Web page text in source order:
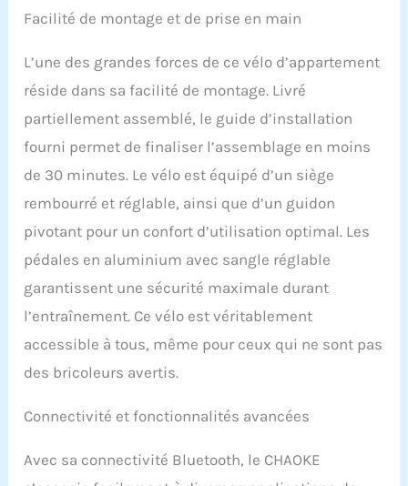
adopte une conception
structure en H, offrant
même lors des
entraînements les plus
fabriqué en acier de 3
mm d'épaisseur et forgé
durabilité optimale.
L'ensemble du vélo
ergonomique pour une
protection optimale des
genoux et des chevilles.
𝗩𝗘́𝗟𝗢
𝗗'𝗔𝗣𝗣𝗔𝗥𝗧𝗘𝗠𝗘𝗡𝗧
𝗟𝗖𝗗 : Les vélos
récents sont équipés
d'une application dédiée.
Facilité de montage et de prise en main
L’une des grandes forces de ce vélo d’appartement
réside dans sa facilité de montage. Livré
partiellement assemblé, le guide d’installation
fourni permet de finaliser l’assemblage en moins
de 30 minutes. Le vélo est équipé d’un siège
rembourré et réglable, ainsi que d’un guidon
pivotant pour un confort d’utilisation optimal. Les
pédales en aluminium avec sangle réglable
garantissent une sécurité maximale durant
l’entraînement. Ce vélo est véritablement
accessible à tous, même pour ceux qui ne sont pas
des bricoleurs avertis.
Connectivité et fonctionnalités avancées
Avec sa connectivité Bluetooth, le CHAOKE